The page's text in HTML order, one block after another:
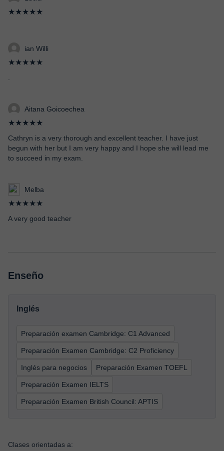
★★★★★
ian Willi
★★★★★
Aitana Goicoechea
★★★★★
Cathryn is a very thorough and excellent teacher. I have just
begun with her but I am very happy and I hope she will lead me
to succeed in my exam.
Melba
★★★★★
A very good teacher
Enseño
Inglés
Preparación examen Cambridge: C1 Advanced
Preparación Examen Cambridge: C2 Proficiency
Inglés para negocios Preparación Examen TOEFL
Preparación Examen IELTS
Preparación Examen British Council: APTIS
Clases orientadas a: